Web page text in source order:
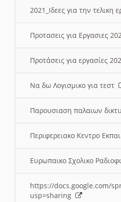
2021_Ιδεες για την τελικη
Προτασεις για Εργασιες
Προτάσεις για εργασίες
Να δω Λογισμικο για τεστ
Παρουσιαση παλαιων
Περιφερειακο Κεντρο
Ευρωπαικο Σχολικο
https://docs.google.com/
usp=sharing